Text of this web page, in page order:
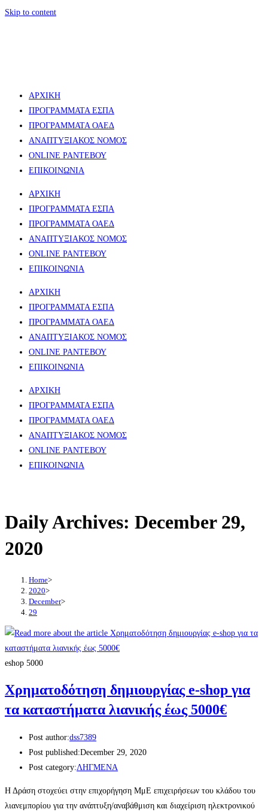
Skip to content
ΑΡΧΙΚΗ
ΠΡΟΓΡΑΜΜΑΤΑ ΕΣΠΑ
ΠΡΟΓΡΑΜΜΑΤΑ ΟΑΕΔ
ΑΝΑΠΤΥΞΙΑΚΟΣ ΝΟΜΟΣ​
ONLINE ΡΑΝΤΕΒΟΥ
ΕΠΙΚΟΙΝΩΝΙΑ
ΑΡΧΙΚΗ
ΠΡΟΓΡΑΜΜΑΤΑ ΕΣΠΑ
ΠΡΟΓΡΑΜΜΑΤΑ ΟΑΕΔ
ΑΝΑΠΤΥΞΙΑΚΟΣ ΝΟΜΟΣ​
ONLINE ΡΑΝΤΕΒΟΥ
ΕΠΙΚΟΙΝΩΝΙΑ
ΑΡΧΙΚΗ
ΠΡΟΓΡΑΜΜΑΤΑ ΕΣΠΑ
ΠΡΟΓΡΑΜΜΑΤΑ ΟΑΕΔ
ΑΝΑΠΤΥΞΙΑΚΟΣ ΝΟΜΟΣ​
ONLINE ΡΑΝΤΕΒΟΥ
ΕΠΙΚΟΙΝΩΝΙΑ
ΑΡΧΙΚΗ
ΠΡΟΓΡΑΜΜΑΤΑ ΕΣΠΑ
ΠΡΟΓΡΑΜΜΑΤΑ ΟΑΕΔ
ΑΝΑΠΤΥΞΙΑΚΟΣ ΝΟΜΟΣ​
ONLINE ΡΑΝΤΕΒΟΥ
ΕΠΙΚΟΙΝΩΝΙΑ
Daily Archives: December 29,
2020
Home>
2020>
December>
29
eshop 5000
Χρηματοδότηση δημιουργίας e-shop για
τα καταστήματα λιανικής έως 5000€
Post author:dss7389
Post published:December 29, 2020
Post category:ΛΗΓΜΕΝΑ
Η Δράση στοχεύει στην επιχορήγηση ΜμΕ επιχειρήσεων του κλάδου του
λιανεμπορίου για την ανάπτυξη/αναβάθμιση και διαχείριση ηλεκτρονικού